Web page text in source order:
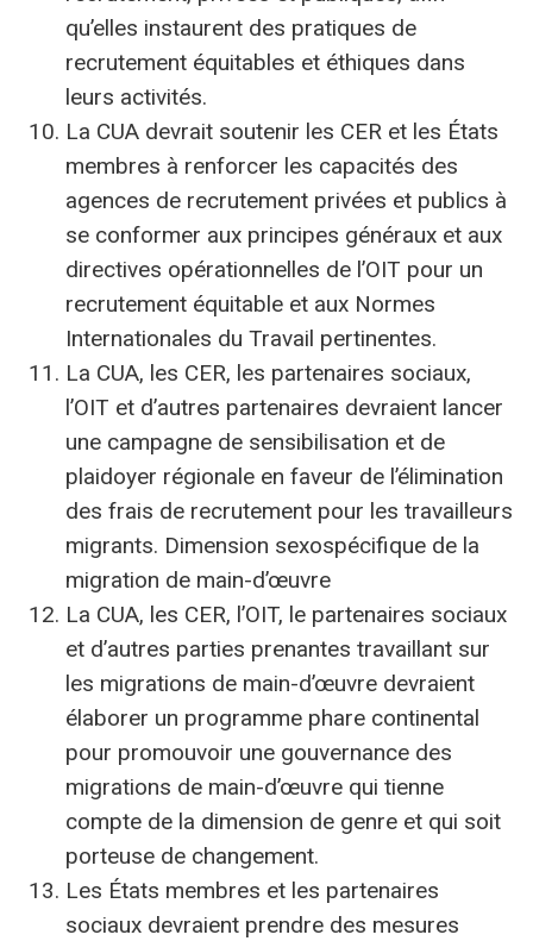
qu’elles instaurent des pratiques de
recrutement équitables et éthiques dans
leurs activités.
La CUA devrait soutenir les CER et les États
membres à renforcer les capacités des
agences de recrutement privées et publics à
se conformer aux principes généraux et aux
directives opérationnelles de l’OIT pour un
recrutement équitable et aux Normes
Internationales du Travail pertinentes.
La CUA, les CER, les partenaires sociaux,
l’OIT et d’autres partenaires devraient lancer
une campagne de sensibilisation et de
plaidoyer régionale en faveur de l’élimination
des frais de recrutement pour les travailleurs
migrants. Dimension sexospécifique de la
migration de main-d’œuvre
La CUA, les CER, l’OIT, le partenaires sociaux
et d’autres parties prenantes travaillant sur
les migrations de main-d’œuvre devraient
élaborer un programme phare continental
pour promouvoir une gouvernance des
migrations de main-d’œuvre qui tienne
compte de la dimension de genre et qui soit
porteuse de changement.
Les États membres et les partenaires
sociaux devraient prendre des mesures